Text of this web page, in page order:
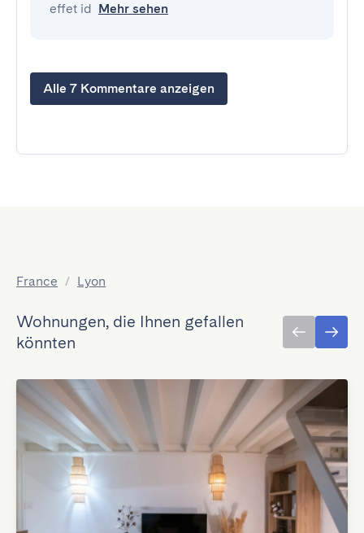
effet id Mehr sehen
Alle 7 Kommentare anzeigen
France / Lyon
Wohnungen, die Ihnen gefallen
könnten